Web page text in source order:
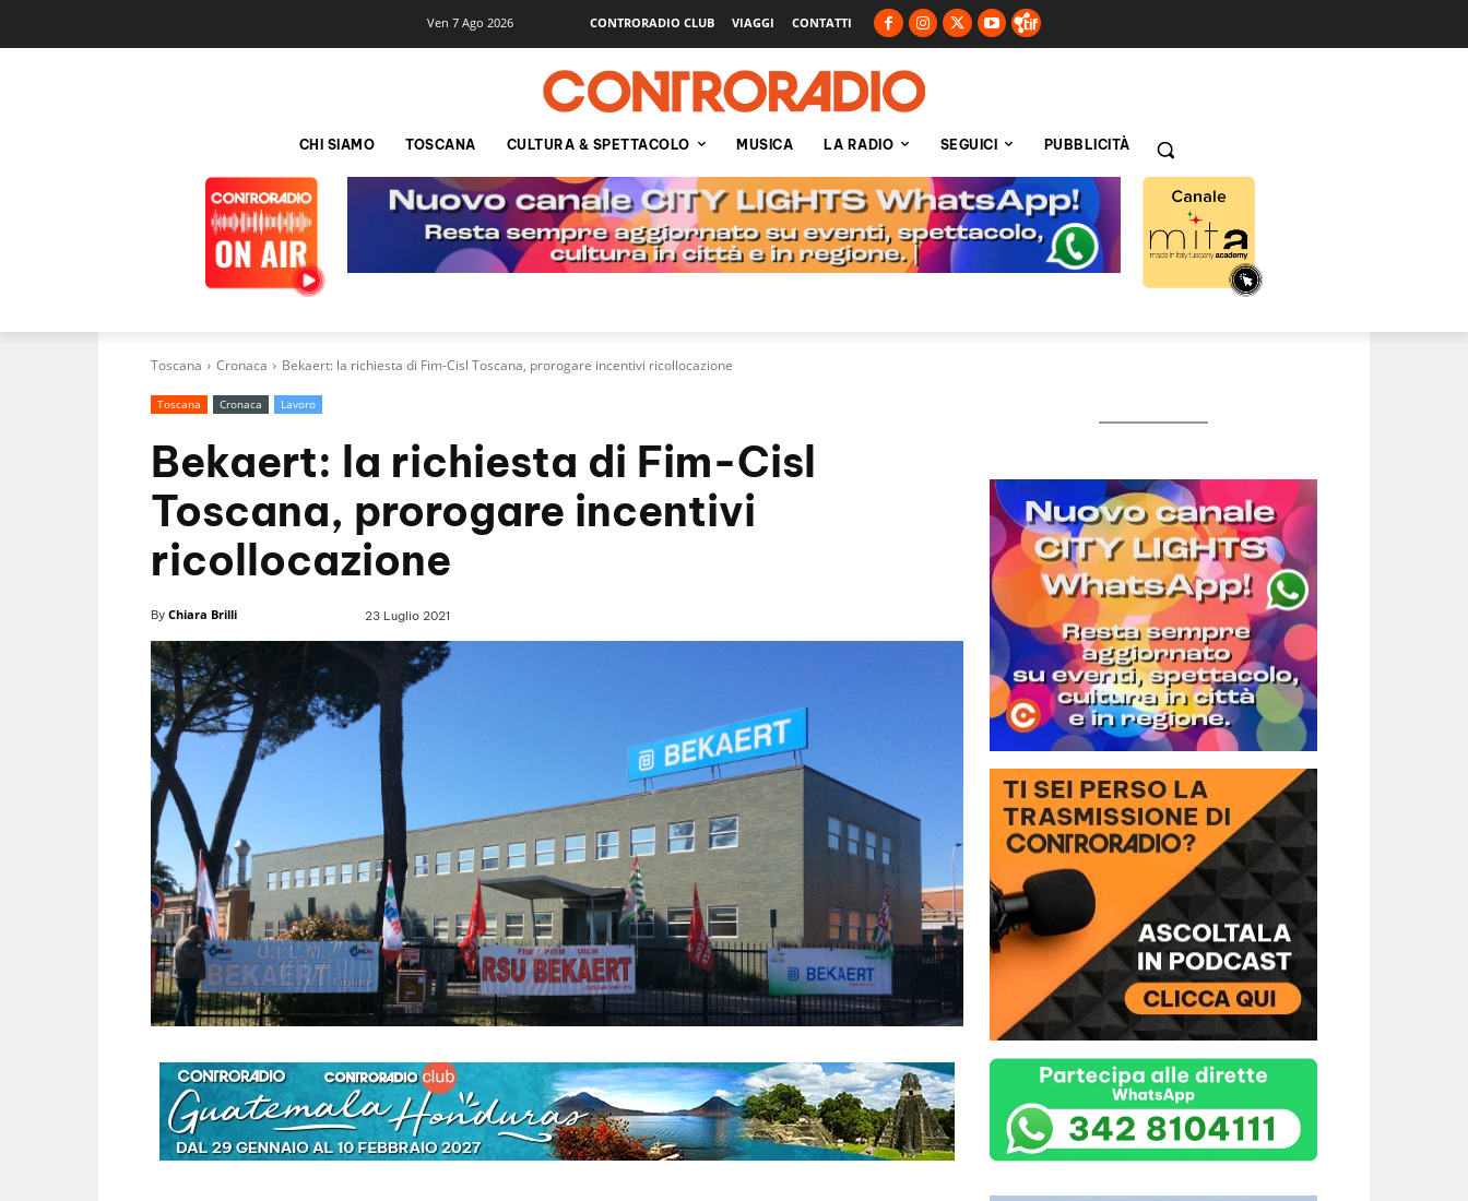
Ven 7 Ago 2026 CONTRORADIO CLUB VIAGGI CONTATTI
CHI SIAMO TOSCANA CULTURA & SPETTACOLO MUSICA LA RADIO SEGUICI PUBBLICITÀ
Toscana Cronaca Bekaert: la richiesta di Fim-Cisl Toscana, prorogare incentivi ricollocazione
Toscana Cronaca Lavoro
Bekaert: la richiesta di Fim-Cisl
Toscana, prorogare incentivi
ricollocazione
By Chiara Brilli 23 Luglio 2021